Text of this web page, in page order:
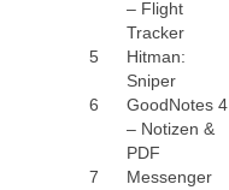
– Flight
Tracker
5
Hitman:
Sniper
6
GoodNotes 4
– Notizen &
PDF
7
Messenger